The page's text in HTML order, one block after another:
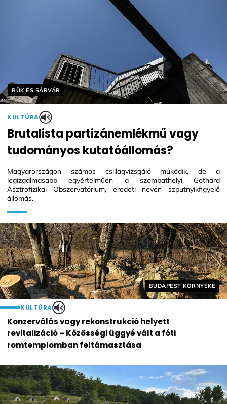
Helyszín címkék:
BUDAPEST KÖRNYÉKE
KULTÚRA
Konzerválás vagy rekonstrukció helyett
revitalizáció – Közösségi üggyé vált a fóti
romtemplomban feltámasztása
Helyszín címkék:
BÜK ÉS SÁRVÁR
KULTÚRA
Brutalista partizánemlékmű vagy
tudományos kutatóállomás?
Magyarországon számos csillagvizsgáló működik, de a
legizgalmasabb egyértelműen a szombathelyi Gothard
Asztrofizikai Obszervatórium, eredeti nevén szputnyikfigyelő
állomás.